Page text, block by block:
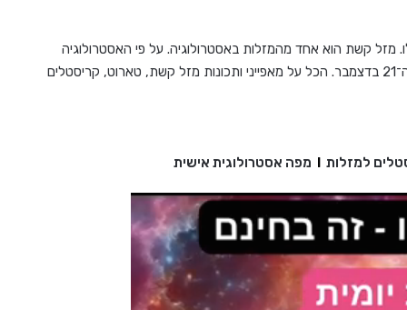
מזל קשת הוא אחד מהמזלות באסטרולוגיה. על פי האסטרולוגיה
המערבית, ילידי מזל קשת הוא מי שנולד בין התאריכים ה־22 בנובמבר לבין ה־21 בדצמבר. הכל על מאפייני ותכונות מזל קשת, טארוט, קריסטלים
למזלותI מפה אסטרולוגית אישית